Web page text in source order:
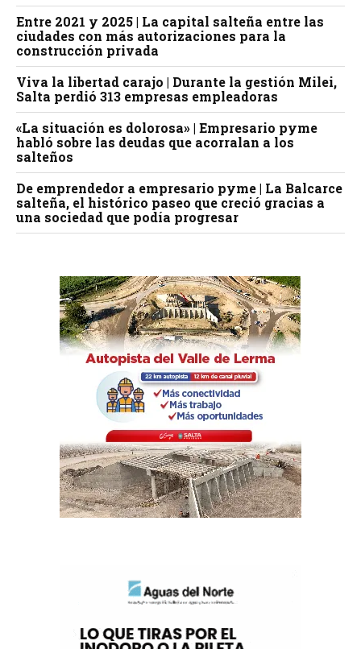
Entre 2021 y 2025 | La capital salteña entre las
ciudades con más autorizaciones para la
construcción privada
Viva la libertad carajo | Durante la gestión Milei,
Salta perdió 313 empresas empleadoras
«La situación es dolorosa» | Empresario pyme
habló sobre las deudas que acorralan a los
salteños
De emprendedor a empresario pyme | La Balcarce
salteña, el histórico paseo que creció gracias a
una sociedad que podía progresar